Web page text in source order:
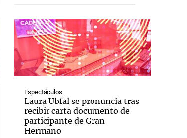
Espectáculos
Laura Ubfal se pronuncia tras
recibir carta documento de
participante de Gran
Hermano